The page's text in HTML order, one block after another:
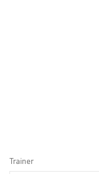
Trainer